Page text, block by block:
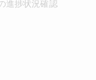
進捗状況確認